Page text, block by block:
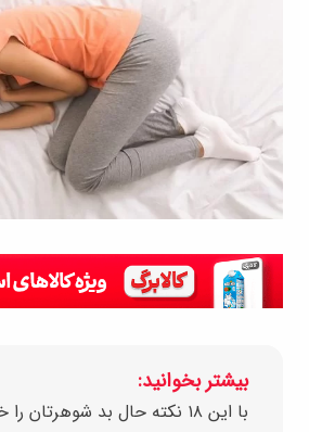
بیشتر بخوانید:
با این ۱۸ نکته حال بد شوهرتان را خوب کنید